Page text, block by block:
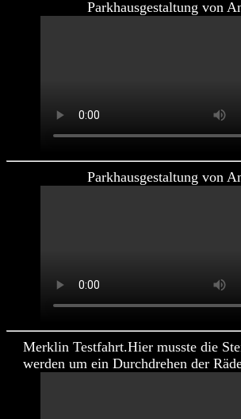
Parkhausgestaltung von
Parkhausgestaltung von
Merklin Testfahrt.Hier musste die
werden um ein Durchdrehen der